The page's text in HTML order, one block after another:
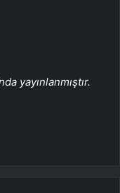
yayınlanmıştır.